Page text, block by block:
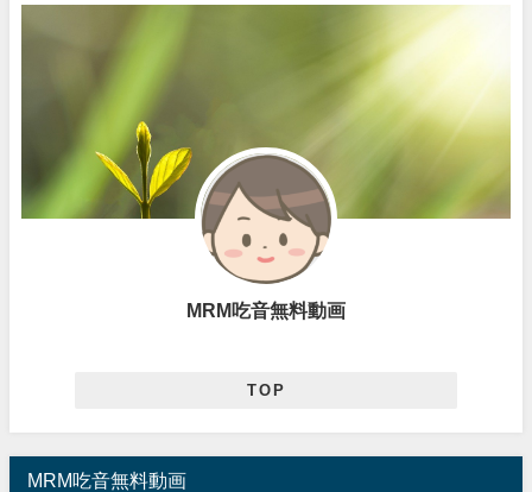
MRM吃音無料動画
TOP
MRM吃音無料動画